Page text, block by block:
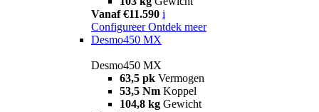
Vanaf €11.590 i
Configureer Ontdek meer
Desmo450 MX
Desmo450 MX
63,5 pk Vermogen
53,5 Nm Koppel
104,8 kg Gewicht